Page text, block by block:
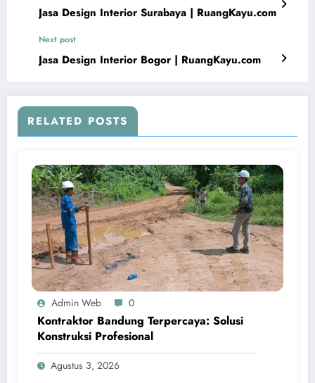
Jasa Design Interior Surabaya | RuangKayu.com
Next post
Jasa Design Interior Bogor | RuangKayu.com
RELATED POSTS
Admin Web 0
Kontraktor Bandung Terpercaya: Solusi
Konstruksi Profesional
Agustus 3, 2026